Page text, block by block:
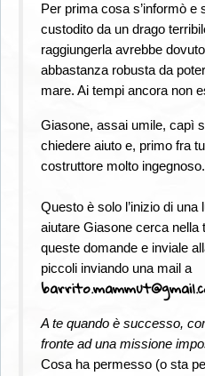
Per prima cosa s’informò e
custodito da un drago
raggiungerla avrebbe
abbastanza robusta da
mare. Ai tempi ancora non
Giasone, assai umile, capì
chiedere aiuto e, primo fra
costruttore molto
Questo è solo l’inizio di
aiutare Giasone cerca nella
queste domande e inviale
piccoli inviando una mail a
A te quando è successo,
fronte ad una missione
Cosa ha permesso (o sta